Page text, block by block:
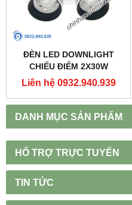
DANH MỤC SẢN PHẨM
HỔ TRỢ TRỰC TUYẾN
TIN TỨC
ĐÈN LED DOWNLIGHT
CHIẾU ĐIỂM 2X30W
250X137 - DFC2302 -
Liên hệ 0932.940.939